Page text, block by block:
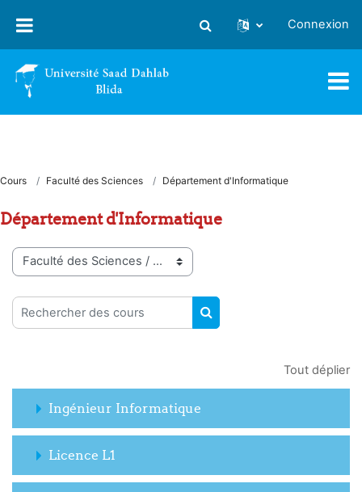
Activer/désactiver la saisie
Connexion
Cours Faculté des Sciences Département d'Informatique
Département d'Informatique
Catégories de cours
Rechercher des cours
RECHERCHER DES
Tout déplier
Ingénieur Informatique
Licence L1